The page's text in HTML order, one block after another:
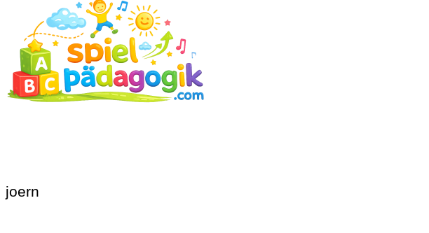
joern